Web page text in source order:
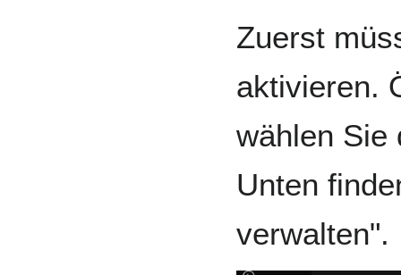
Zuerst
aktivieren.
wählen Sie
Unten
verwalten".